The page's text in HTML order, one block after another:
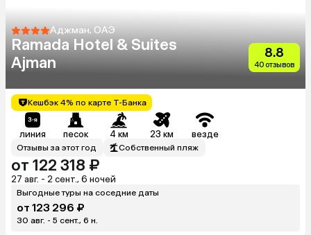
Аджман, ОАЭ
Ramada Hotel & Suites
Ajman
8.8
40 отзывов
Кешбэк 4% по карте Т-Банка
линия песок 4 км 23 км везде
Отзывы за этот год Собственный пляж
от 122 318 ₽
27 авг. - 2 сент., 6 ночей
Выгодные туры на соседние даты
от 123 296 ₽
30 авг. - 5 сент., 6 н.